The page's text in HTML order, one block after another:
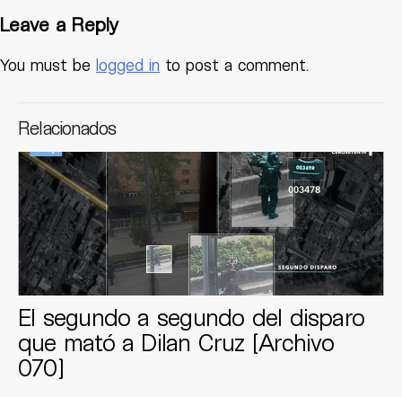
Leave a Reply
You must be logged in to post a comment.
Relacionados
El segundo a segundo del disparo
que mató a Dilan Cruz [Archivo
070]